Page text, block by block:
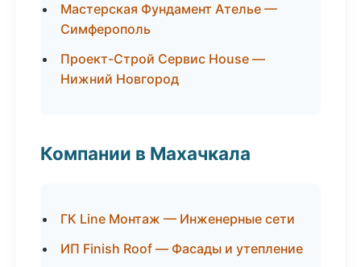
Мастерская Фундамент Ателье —
Симферополь
Проект-Строй Сервис House —
Нижний Новгород
Компании в Махачкала
ГК Line Монтаж — Инженерные сети
ИП Finish Roof — Фасады и утепление